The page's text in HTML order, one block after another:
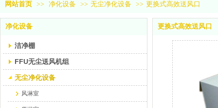
网站首页 >> 净化设备 >> 无尘净化设备 >> 更换式高效送风口
净化设备
洁净棚
FFU无尘送风机组
无尘净化设备
风淋室
更换式高效送风口